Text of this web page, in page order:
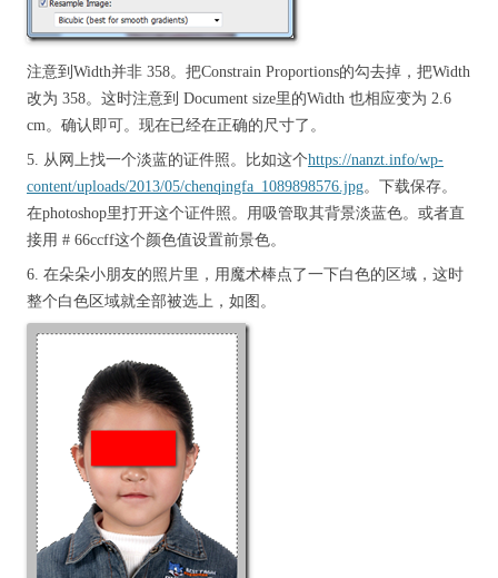
注意到Width并非 358。把Constrain Proportions的勾去掉，把Width
改为 358。这时注意到 Document size里的Width 也相应变为 2.6
cm。确认即可。现在已经在正确的尺寸了。
5. 从网上找一个淡蓝的证件照。比如这个https://nanzt.info/wp-
content/uploads/2013/05/chenqingfa_1089898576.jpg。下载保存。
在photoshop里打开这个证件照。用吸管取其背景淡蓝色。或者直
接用 # 66ccff这个颜色值设置前景色。
6. 在朵朵小朋友的照片里，用魔术棒点了一下白色的区域，这时
整个白色区域就全部被选上，如图。